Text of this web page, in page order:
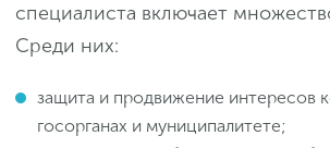
специалиста включает
Среди них:
защита и продвижение интересов
госорганах и муниципалитете;